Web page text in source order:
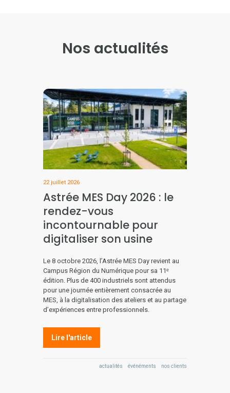
Nos actualités
22 juillet 2026
Astrée MES Day 2026 : le
rendez-vous
incontournable pour
digitaliser son usine
Le 8 octobre 2026, l’Astrée MES Day revient au
Campus Région du Numérique pour sa 11ᵉ
édition. Plus de 400 industriels sont attendus
pour une journée entièrement consacrée au
MES, à la digitalisation des ateliers et au partage
d’expériences entre professionnels.
Lire l'article
actualités événéments nos clients